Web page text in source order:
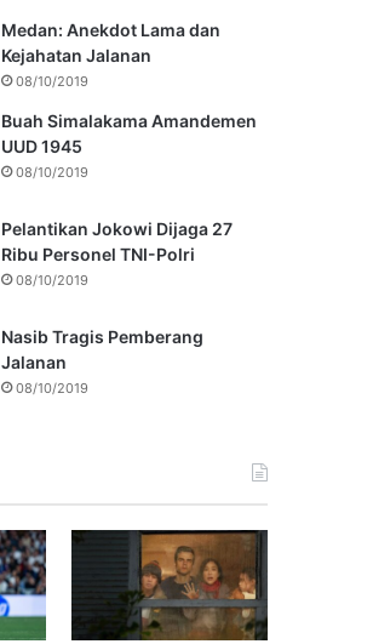
Medan: Anekdot Lama dan
Kejahatan Jalanan
08/10/2019
Buah Simalakama Amandemen
UUD 1945
08/10/2019
Pelantikan Jokowi Dijaga 27
Ribu Personel TNI-Polri
08/10/2019
Nasib Tragis Pemberang
Jalanan
08/10/2019